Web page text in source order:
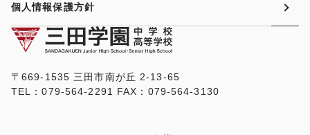
〒669-1535 三田市南が丘 2-13-65
TEL：079-564-2291 FAX：079-564-3130
個人情報保護方針